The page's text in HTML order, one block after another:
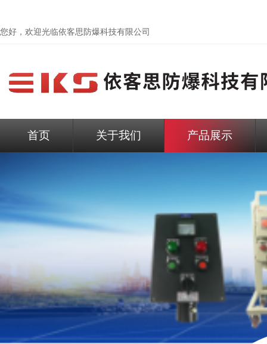
您好，欢迎光临依客思防爆科技有限公司
首页 关于我们 产品展示